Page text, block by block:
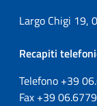
Largo Chigi 19,
Recapiti
Telefono +39
Fax +39